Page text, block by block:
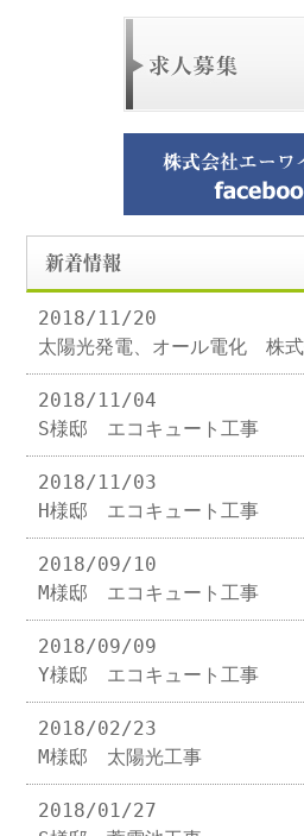
新着情報
2018/11/20
太陽光発電、オール電化 株
2018/11/04
S様邸 エコキュート工事
2018/11/03
H様邸 エコキュート工事
2018/09/10
M様邸 エコキュート工事
2018/09/09
Y様邸 エコキュート工事
2018/02/23
M様邸 太陽光工事
2018/01/27